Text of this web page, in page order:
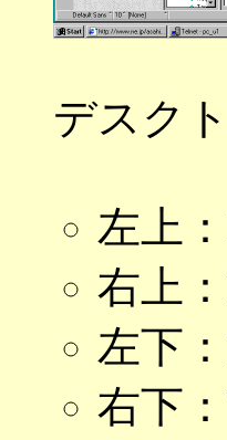
デスク
左上
右上
左下
右下